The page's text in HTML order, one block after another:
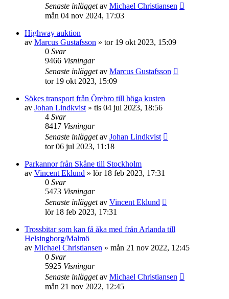
Senaste inläggetav Michael Christiansen
mån 04 nov 2024, 17:03
Highway auktion
av Marcus Gustafsson » tor 19 okt 2023, 15:09
0 Svar
9466 Visningar
Senaste inläggetav Marcus Gustafsson
tor 19 okt 2023, 15:09
Sökes transport från Örebro till höga kusten
av Johan Lindkvist » tis 04 jul 2023, 18:56
4 Svar
8417 Visningar
Senaste inläggetav Johan Lindkvist
tor 06 jul 2023, 11:18
Parkannor från Skåne till Stockholm
av Vincent Eklund » lör 18 feb 2023, 17:31
0 Svar
5473 Visningar
Senaste inläggetav Vincent Eklund
lör 18 feb 2023, 17:31
Trossbitar som kan få åka med från Arlanda till
Helsingborg/Malmö
av Michael Christiansen » mån 21 nov 2022, 12:45
0 Svar
5925 Visningar
Senaste inläggetav Michael Christiansen
mån 21 nov 2022, 12:45